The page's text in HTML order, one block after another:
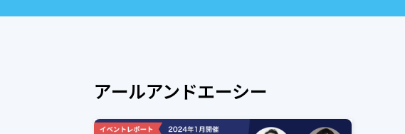
アールアンドエーシー